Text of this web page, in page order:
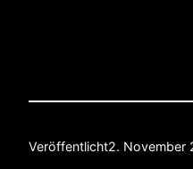
Veröffentlicht2. November